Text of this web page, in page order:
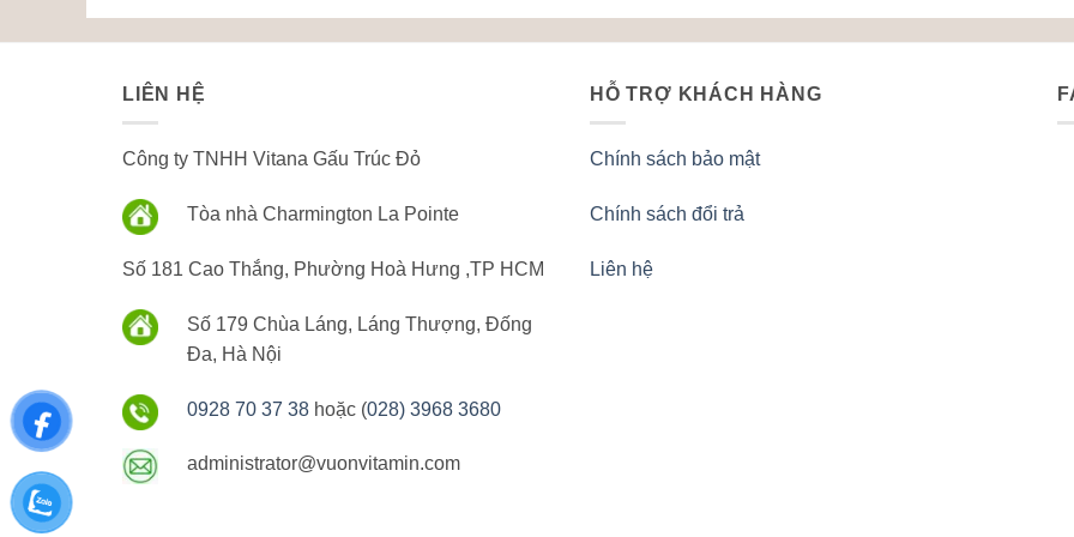
LIÊN HỆ
Công ty TNHH Vitana Gấu Trúc Đỏ
Tòa nhà Charmington La Pointe
Số 181 Cao Thắng, Phường Hoà Hưng ,TP HCM
Số 179 Chùa Láng, Láng Thượng, Đống
Đa, Hà Nội
0928 70 37 38 hoặc (028) 3968 3680
administrator@vuonvitamin.com
HỖ TRỢ KHÁCH HÀNG
Chính sách bảo mật
Chính sách đổi trả
Liên hệ